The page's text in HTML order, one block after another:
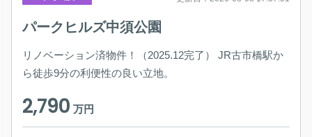
パークヒルズ中須公園
リノベーション済物件！（2025.12完了） JR古市橋駅か
ら徒歩9分の利便性の良い立地。
2,790万円